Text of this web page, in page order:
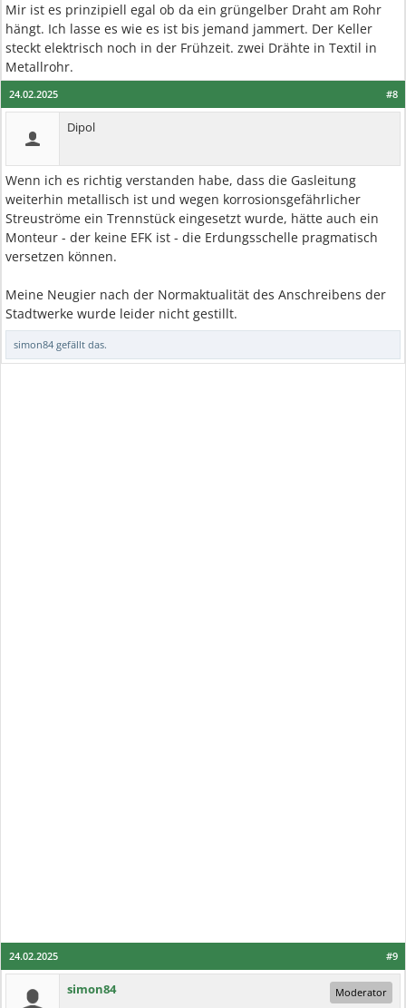
Mir ist es prinzipiell egal ob da ein grüngelber Draht am Rohr
hängt. Ich lasse es wie es ist bis jemand jammert. Der Keller
steckt elektrisch noch in der Frühzeit. zwei Drähte in Textil in
Metallrohr.
#8
24.02.2025
Dipol
Wenn ich es richtig verstanden habe, dass die Gasleitung
weiterhin metallisch ist und wegen korrosionsgefährlicher
Streuströme ein Trennstück eingesetzt wurde, hätte auch ein
Monteur - der keine EFK ist - die Erdungsschelle pragmatisch
versetzen können.
Meine Neugier nach der Normaktualität des Anschreibens der
Stadtwerke wurde leider nicht gestillt.
simon84 gefällt das.
#9
24.02.2025
simon84 Moderator